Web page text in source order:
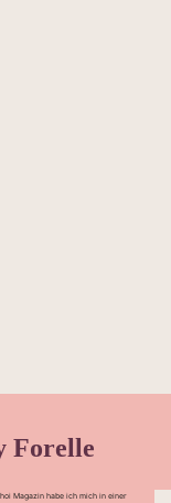
Forelle
Magazin habe ich mich in einer